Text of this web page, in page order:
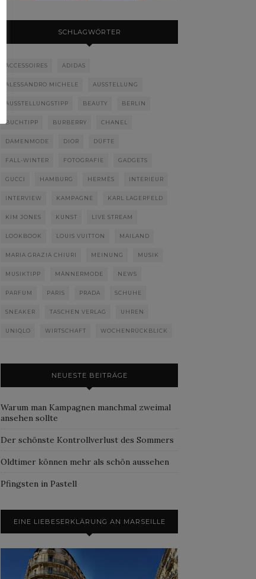
SCHLAGWÖRTER
ACCESSOIRES ADIDAS
ALESSANDRO MICHELE AUSSTELLUNG
AUSSTELLUNGSTIPP BEAUTY BERLIN
BUCHTIPP BURBERRY CHANEL
DAMENMODE DIOR DÜFTE
FALL-WINTER FOTOGRAFIE GADGETS
GUCCI HAMBURG HERMÈS INTERIEUR
INTERVIEW KAMPAGNE KARL LAGERFELD
KIM JONES KUNST LIVE STREAM
LOOKBOOK LOUIS VUITTON MAILAND
MARIA GRAZIA CHIURI MEINUNG MUSIK
MUSIKTIPP MÄNNERMODE NEWS
PARFUM PARIS PRADA SCHUHE
SNEAKER TASCHEN VERLAG UHREN
UNIQLO WIRTSCHAFT WOCHENRÜCKBLICK
NEUESTE BEITRÄGE
Warum man Kampagnen manchmal zweimal
ansehen sollte
Der schönste Kontrollverlust des Sommers
Oldtimer können mehr als schön aussehen
Pfingsten in Pastell
EINE LIEBESERKLÄRUNG AN MARSEILLE